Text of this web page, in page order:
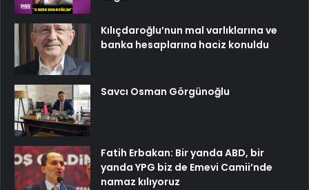
Kılıçdaroğlu’nun mal varlıklarına ve
banka hesaplarına haciz konuldu
Savcı Osman Görgünoğlu
Fatih Erbakan: Bir yanda ABD, bir
yanda YPG biz de Emevi Camii’nde
namaz kılıyoruz